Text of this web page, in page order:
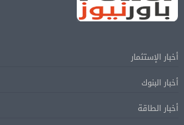
أخبار الإستثمار
أخبار البنوك
أخبار الطاقة